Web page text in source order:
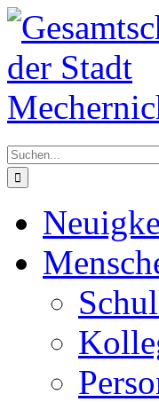
Zum
Inhalt
springen
nach: